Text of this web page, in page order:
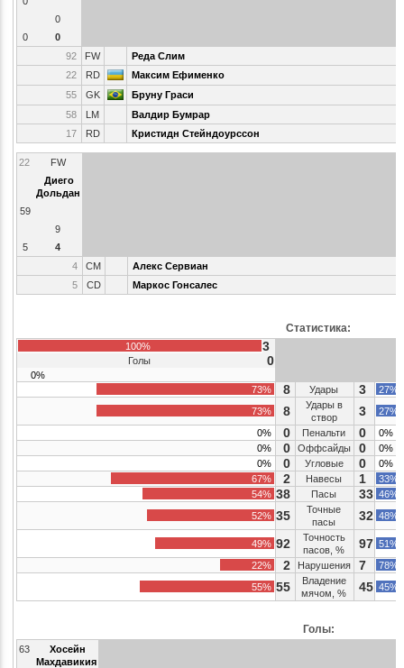
0
0
0
92
FW
Реда Слим
22
RD
Максим Ефименко
55
GK
Бруну Граси
58
LM
Валдир Бумрар
17
RD Кристидн Стейндоурссон
22
FW
Диего
Дольдан
59
9
5
4
4
CM
Алекс Сервиан
5
CD Маркос Гонсалес
Статистика:
100% 3
Голы 0
0%
73%
8 Удары 3
27%
73%
8
Удары в
створ
3
27%
0%
0 Пенальти 0
0%
0%
0 Оффсайды 0
0%
0%
0 Угловые 0
0%
67%
2 Навесы 1
33%
54% 38 Пасы 33 46%
52% 35
Точные
пасы
32 48%
49% 92
Точность
пасов, %
97 51%
22%
2 Нарушения 7
78%
55% 55
Владение
мячом, %
45 45%
Голы:
63
Хосейн
Махдавикия